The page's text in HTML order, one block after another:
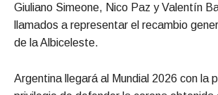
Giuliano Simeone, Nico Paz y Valentín
llamados a representar el recambio
de la Albiceleste.
Argentina llegará al Mundial 2026 con la